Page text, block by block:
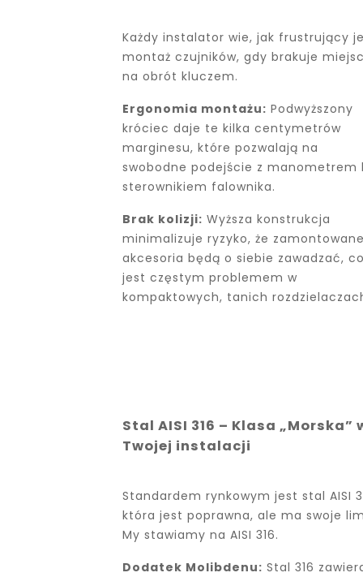
Każdy instalator wie, jak frustrujący
montaż czujników, gdy brakuje
na obrót kluczem.
Ergonomia montażu: Podwyższony
króciec daje te kilka centymetrów
marginesu, które pozwalają na
swobodne podejście z manometrem
sterownikiem falownika.
Brak kolizji: Wyższa konstrukcja
minimalizuje ryzyko, że
akcesoria będą o siebie zawadzać,
jest częstym problemem w
kompaktowych, tanich
Stal AISI 316 – Klasa „Morska”
Twojej instalacji
Standardem rynkowym jest stal AISI
która jest poprawna, ale ma swoje
My stawiamy na AISI 316.
Dodatek Molibdenu: Stal 316